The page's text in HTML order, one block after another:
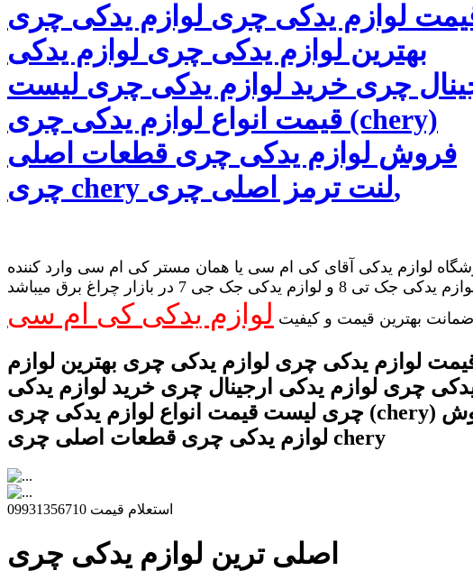
لوازم یدکی چری لوازم یدکی چری
بهترین لوازم یدکی چری لوازم یدکی
چری خرید لوازم یدکی چری لیست
قیمت انواع لوازم یدکی چری (chery)
فروش لوازم یدکی چری قطعات اصلی
چری chery لنت ترمز اصلی چری,
لوازم یدکی آقای کی ام سی یا همان مستر کی ام سی وارد کننده
لوازم یدکی جک تی 8 و لوازم یدکی جک جی 7 در بازار چراغ برق میباشد
ضمانت بهترین قیمت و کیفیت لوازم یدکی کی ام سی
لوازم یدکی چری لوازم یدکی چری بهترین لوازم
چری لوازم یدکی ارجینال چری خرید لوازم یدکی
چری لیست قیمت انواع لوازم یدکی چری (chery) فروش
لوازم یدکی چری قطعات اصلی چری chery
استعلام قیمت 09931356710
اصلی ترین لوازم یدکی چری